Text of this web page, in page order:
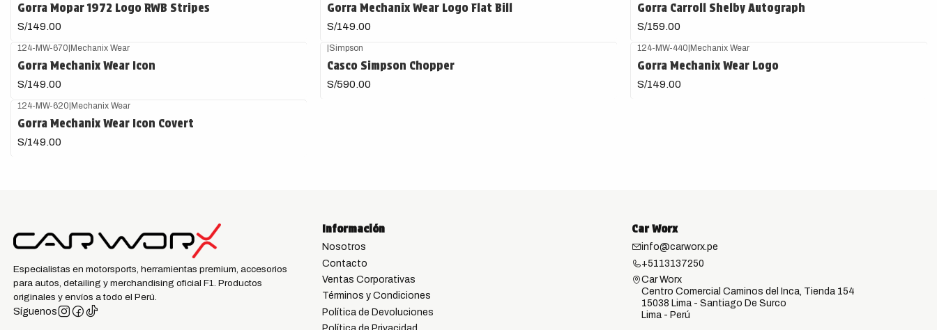
Gorra Mopar 1972 Logo RWB Stripes
S/149.00
Gorra Mechanix Wear Logo Flat Bill
S/149.00
Gorra Carroll Shelby Autograph
S/159.00
124-MW-670|Mechanix Wear
Gorra Mechanix Wear Icon
S/149.00
|Simpson
Casco Simpson Chopper
S/590.00
124-MW-440|Mechanix Wear
Gorra Mechanix Wear Logo
S/149.00
124-MW-620|Mechanix Wear
Gorra Mechanix Wear Icon Covert
S/149.00
Especialistas en motorsports, herramientas premium, accesorios
para autos, detailing y merchandising oficial F1. Productos
originales y envíos a todo el Perú.
Síguenos
Información
Nosotros
Contacto
Ventas Corporativas
Términos y Condiciones
Política de Devoluciones
Car Worx
info@carworx.pe
+5113137250
Car Worx
Centro Comercial Caminos del Inca, Tienda 154
15038 Lima - Santiago De Surco
Lima - Perú